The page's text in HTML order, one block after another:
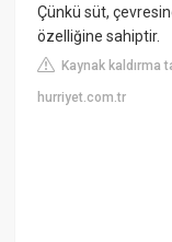
Çünkü süt,
özelliğine sahiptir.
Kaynak kaldırma
hurriyet.com.tr